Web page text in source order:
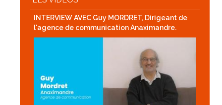
INTERVIEW AVEC Guy MORDRET, Dirigeant de
l'agence de communication Anaximandre.